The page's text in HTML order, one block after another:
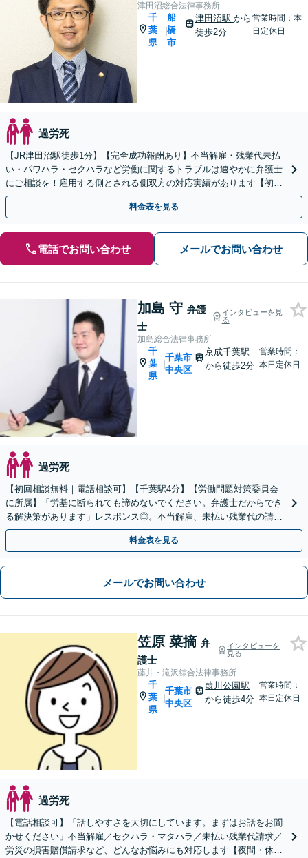
津田沼総合法律事務所
千
葉
県
|
船
橋
市
津田沼駅 から
徒歩2分
営業時間：本
日定休日
過労死
【JR津田沼駅徒歩1分】【完全成功報酬あり】不当解雇・残業代未払
い・パワハラ・セクハラなど労働に関するトラブルは速やかに弁護士
にご相談を！雇用する側とされる側双方の対応実績があります【初回
相談無料 】【夜間の面談可】【プライバシー対策◎】
料金表を見る
電話でお問い合わせ メールでお問い合わせ
加島 守 弁護
士
インタビューを見
る
加島総合法律事務所
千
葉
県
|
千葉市
中央区
京成千葉駅
から徒歩2分
営業時間：
本日定休日
過労死
【初回相談無料｜電話相談可】【千葉駅4分】【労働問題対策委員会
に所属】「労基に断られても諦めないでください。弁護士だからでき
る解決策があります」レスポンス◎。不当解雇、未払い残業代の請
求、退職勧奨、退職トラブルなど【オンライン面談OK】
料金表を見る
メールでお問い合わせ
笠原 菜摘 弁
護士
インタビューを
見る
藤井・滝沢綜合法律事務所
千
葉
県
|
千葉市
中央区
葭川公園駅
から徒歩4分
営業時間：
本日定休日
過労死
【電話相談可】「話しやすさを大切にしています。まずはお話をお聞
かせください」不当解雇／セクハラ・マタハラ／未払い残業代請求／
労災の損害賠償請求など、どんなお悩みにも対応します【夜間・休日